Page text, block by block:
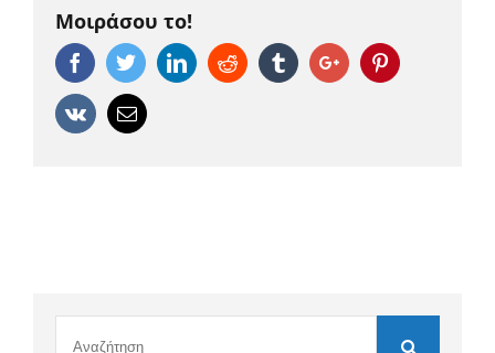
Μοιράσου το!
FacebookTwitterLinkedinReddit TumblrGoogle+Pinterest
Vk Email